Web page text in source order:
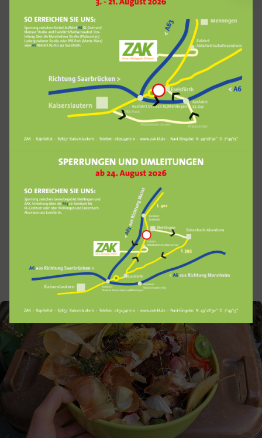
Restmülltonne in die Biotonne lenken:
„Umweltschutz fängt zu Hause an. Wer seine
Lebensmittelreste in der Biotonne entsorgt,
leistet einen wichtigen Beitrag zum Klimaschutz.
Landet der Bioabfall in der Restmülltonne, kann
er nicht optimal verwertet werden“, so Deubig
weiter. Unter dem Motto „Bio zu Bio“ bündeln
mehr als 90 Abfallwirtschaftsbetriebe – darunter
auch die ZAK – mit Unterstützung von wirfuerbio
e.V. ihre Kräfte und werben für mehr Bioabfall in
der Biotonne. Nach der erfolgreichen Reduktion
der Störstoffe im Bioabfall (Qualität), sollen die
Mengen (Quantität) zukünftig gesteigert
werden, ohne die Störstoffquote zu erhöhen.
Weiterhin gilt: Kein Plastik in die Biotonne!